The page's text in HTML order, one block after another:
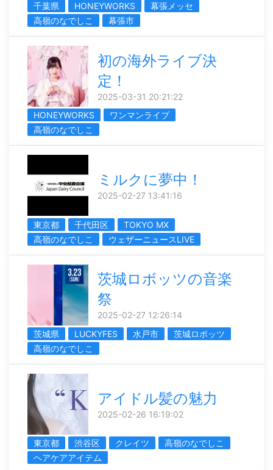
千葉県
HONEYWORKS
幕張メッセ
高嶺のなでしこ
幕張市
初の海外ライブ決
定！
2025-03-31 20:21:22
HONEYWORKS
ワンマンライブ
高嶺のなでしこ
ミルクに夢中！
2025-02-27 13:41:16
東京都 千代田区
TOKYO MX
高嶺のなでしこ
ウェザーニュースLIVE
茨城ロボッツの音楽
祭
2025-02-27 12:26:14
茨城県
LUCKYFES 水戸市
茨城ロボッツ
高嶺のなでしこ
アイドル髪の魅力
2025-02-26 16:19:02
東京都 渋谷区 クレイツ
高嶺のなでしこ
ヘアケアアイテム